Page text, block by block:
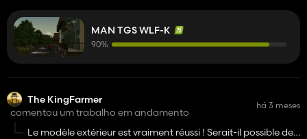
MAN TGS WLF-K
90%
The KingFarmer
comentou um trabalho em andamento
há 3 meses
Le modèle extérieur est vraiment réussi ! Serait-il possible de